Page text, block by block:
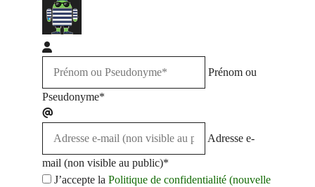
Prénom ou
Pseudonyme*
Adresse e-
mail (non visible au public)*
J’accepte la Politique de confidentialité (nouvelle